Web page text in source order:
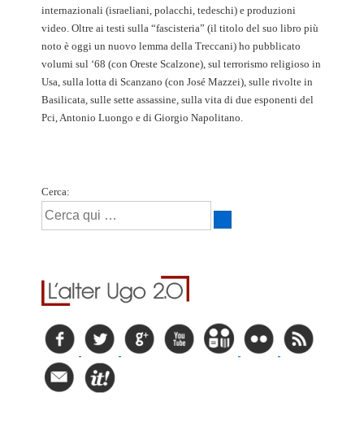
internazionali (israeliani, polacchi, tedeschi) e produzioni
video. Oltre ai testi sulla “fascisteria” (il titolo del suo libro più
noto è oggi un nuovo lemma della Treccani) ho pubblicato
volumi sul ‘68 (con Oreste Scalzone), sul terrorismo religioso in
Usa, sulla lotta di Scanzano (con José Mazzei), sulle rivolte in
Basilicata, sulle sette assassine, sulla vita di due esponenti del
Pci, Antonio Luongo e di Giorgio Napolitano.
Cerca: